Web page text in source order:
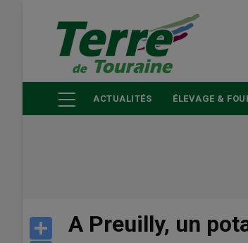
principal
ACTUALITÉS ÉLEVAGE &
ShareA Preuilly, un